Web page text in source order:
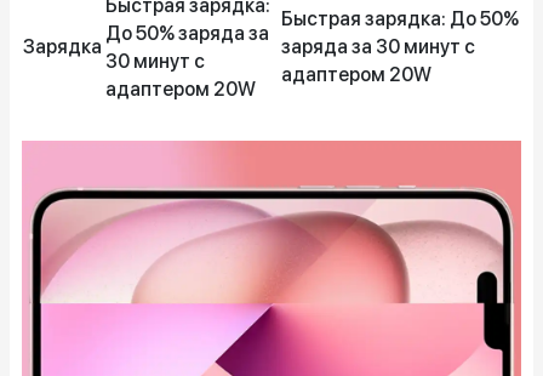
Зарядка
Быстрая зарядка:
До 50% заряда за
30 минут с
адаптером 20W
Быстрая зарядка: До 50%
заряда за 30 минут с
адаптером 20W